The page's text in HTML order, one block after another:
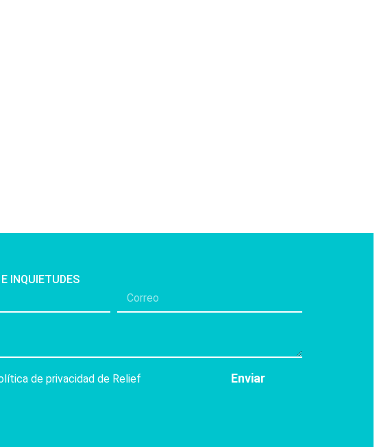
INQUIETUDES
de privacidad de Relief Enviar